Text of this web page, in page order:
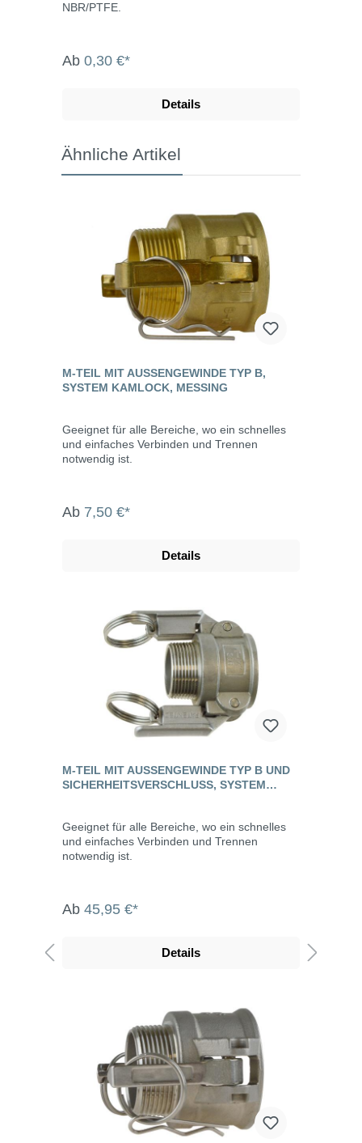
NBR/PTFE.
Ab 0,30 €*
Details
Ähnliche Artikel
M-TEIL MIT AUSSENGEWINDE TYP B, S
YSTEM KAMLOCK, MESSING
Geeignet für alle Bereiche, wo ein schnelles
und einfaches Verbinden und Trennen
notwendig ist.
Ab 7,50 €*
Details
M-TEIL MIT AUSSENGEWINDE TYP B UND S
ICHERHEITSVERSCHLUSS, SYSTEM K
Geeignet für alle Bereiche, wo ein schnelles
und einfaches Verbinden und Trennen
notwendig ist.
Ab 45,95 €*
Details